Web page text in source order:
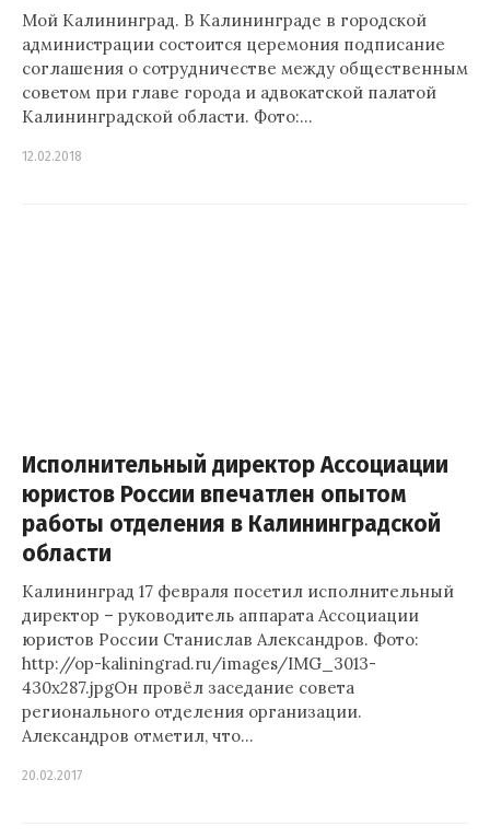
Мой Калининград. В Калининграде в городской
администрации состоится церемония подписание
соглашения о сотрудничестве между общественным
советом при главе города и адвокатской палатой
Калининградской области. Фото:…
12.02.2018
Исполнительный директор Ассоциации
юристов России впечатлен опытом
работы отделения в Калининградской
области
Калининград 17 февраля посетил исполнительный
директор – руководитель аппарата Ассоциации
юристов России Станислав Александров. Фото:
http://op-kaliningrad.ru/images/IMG_3013-
430x287.jpgОн провёл заседание совета
регионального отделения организации.
Александров отметил, что…
20.02.2017